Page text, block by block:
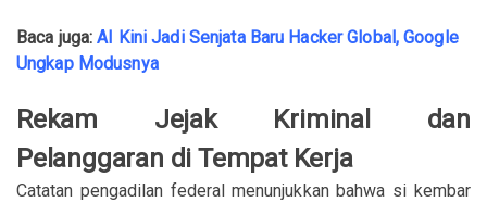
Baca juga:AI Kini Jadi Senjata Baru Hacker Global, Google
Ungkap Modusnya
Rekam Jejak Kriminal dan
Pelanggaran di Tempat Kerja
Catatan pengadilan federal menunjukkan bahwa si kembar